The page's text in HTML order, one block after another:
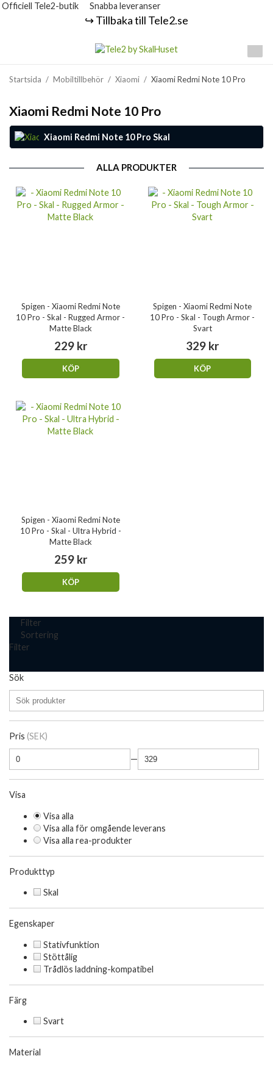
Officiell Tele2-butik Snabba leveranser
↪️ Tillbaka till Tele2.se
Startsida / Mobiltillbehör / Xiaomi / Xiaomi Redmi Note 10 Pro
Xiaomi Redmi Note 10 Pro
Xiaomi Redmi Note 10 Pro Skal
ALLA PRODUKTER
Spigen - Xiaomi Redmi Note
10 Pro - Skal - Rugged Armor -
Matte Black
229 kr
KÖP
Spigen - Xiaomi Redmi Note
10 Pro - Skal - Tough Armor -
Svart
329 kr
KÖP
Spigen - Xiaomi Redmi Note
10 Pro - Skal - Ultra Hybrid -
Matte Black
259 kr
KÖP
Filter
Sortering
Filter
Sök
Pris (SEK)
—
Visa
Visa alla
Visa alla för omgående leverans
Visa alla rea-produkter
Produkttyp
Skal
Egenskaper
Stativfunktion
Stöttålig
Trådlös laddning-kompatibel
Färg
Svart
Material